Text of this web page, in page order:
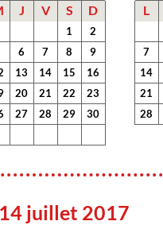
J V S D
1
2
6 7 8
9
13 14 15
16
20 21 22
23
27 28 29
30
L
7
14
21
28
juillet 2017